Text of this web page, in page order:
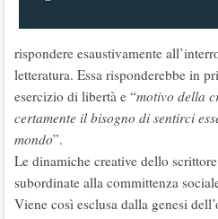
rispondere esaustivamente
letteratura. Essa risponderebbe in
esercizio di libertà e “motivo della
certamente il bisogno di sentirci
mondo”.
Le dinamiche creative dello
subordinate alla committenza
Viene così esclusa dalla genesi